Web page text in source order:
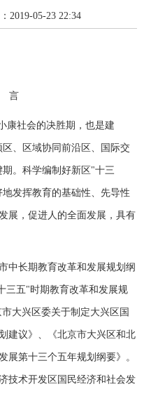
2019-05-23 22:34
社会的决胜期，也是建
、区域协同前沿区、国际交
。科学编制好新区"十三
发挥教育的基础性、先导性
展，促进人的全面发展，具有
长期教育改革和发展规划纲
三五"时期教育改革和发展规
大兴区委关于制定大兴区国
建议》、《北京市大兴区和北
展第十三个五年规划纲要》。
技术开发区国民经济和社会发